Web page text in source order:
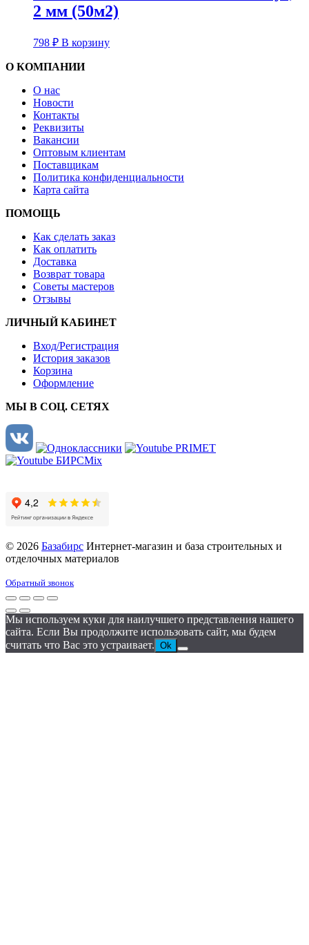
2 мм (50м2)
798 ₽ В корзину
О КОМПАНИИ
О нас
Новости
Контакты
Реквизиты
Вакансии
Оптовым клиентам
Поставщикам
Политика конфиденциальности
Карта сайта
ПОМОЩЬ
Как сделать заказ
Как оплатить
Доставка
Возврат товара
Советы мастеров
Отзывы
ЛИЧНЫЙ КАБИНЕТ
Вход/Регистрация
История заказов
Корзина
Оформление
МЫ В СОЦ. СЕТЯХ
© 2026 Базабирс Интернет-магазин и база строительных и
отделочных материалов
Обратный звонок
Мы используем куки для наилучшего представления нашего
сайта. Если Вы продолжите использовать сайт, мы будем
считать что Вас это устраивает. Ok